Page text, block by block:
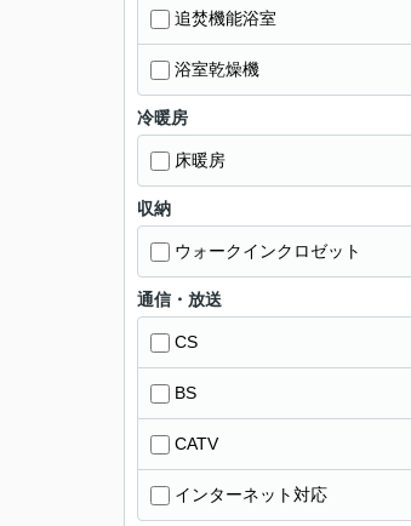
追焚機能浴室
浴室乾燥機
冷暖房
床暖房
収納
ウォークインクロゼット
通信・放送
CS
BS
CATV
インターネット対応